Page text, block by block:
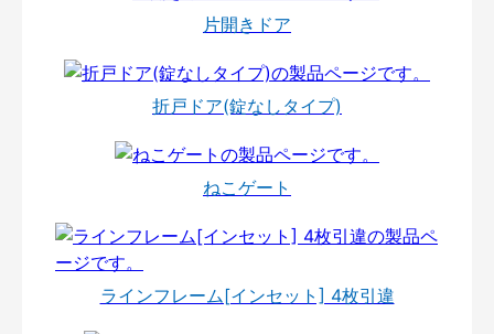
片開きドア
折戸ドア(錠なしタイプ)
ねこゲート
ラインフレーム[インセット] 4枚引違